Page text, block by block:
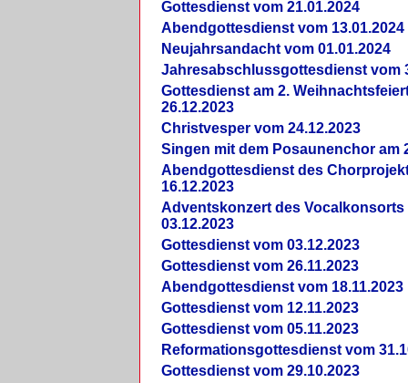
Gottesdienst vom 21.01.2024
Abendgottesdienst vom 13.01.2024
Neujahrsandacht vom 01.01.2024
Jahresabschlussgottesdienst vom
Gottesdienst am 2.
26.12.2023
Christvesper vom 24.12.2023
Singen mit dem Posaunenchor am
Abendgottesdienst des
16.12.2023
Adventskonzert des Vocalkonsorts
03.12.2023
Gottesdienst vom 03.12.2023
Gottesdienst vom 26.11.2023
Abendgottesdienst vom 18.11.2023
Gottesdienst vom 12.11.2023
Gottesdienst vom 05.11.2023
Reformationsgottesdienst vom
Gottesdienst vom 29.10.2023